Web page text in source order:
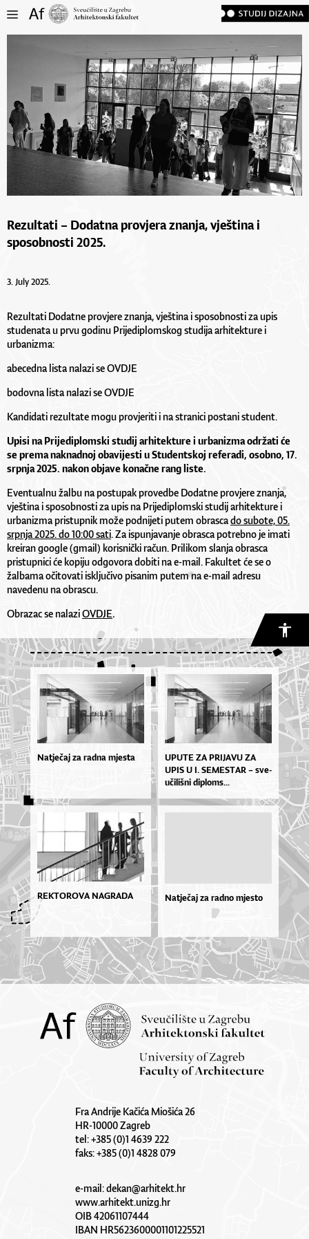
Rezultati – Dodatna provjera znanja, vještina i
sposobnosti 2025.
3. July 2025.
Rezultati Dodatne provjere znanja, vještina i sposobnosti za upis
studenata u prvu godinu Prijediplomskog studija arhitekture i
urbanizma:
abecedna lista nalazi seOVDJE
bodovna lista nalazi seOVDJE
Kandidati rezultate mogu provjeriti i na stranici postani student.
Upisi na Prijediplomski studij arhitekture i urbanizma održati će
se prema naknadnoj obavijesti u Studentskoj referadi, osobno, 17.
srpnja 2025. nakon objave konačne rang liste.
Eventualnu žalbu na postupak provedbe Dodatne provjere znanja,
vještina i sposobnosti za upis na Prijediplomski studij arhitekture i
urbanizma pristupnik može podnijeti putem obrascado subote, 05.
srpnja 2025. do 10:00 sati. Za ispunjavanje obrasca potrebno je imati
kreiran google (gmail) korisnički račun. Prilikom slanja obrasca
pristupnici će kopiju odgovora dobiti na e-mail. Fakultet će se o
žalbama očitovati isključivo pisanim putem na e-mail adresu
navedenu na obrascu.
Obrazac se nalaziOVDJE.
Natječaj za radna mjesta
UPU­TE ZA PRI­JA­VU ZA
UPIS U I. SE­MES­TAR – sve­
u­či­liš­ni di­plo­ms...
REKTOROVA NAGRADA Natječaj za radno mjesto
Fra Andrije Kačića Miošića 26
HR-10000 Zagreb
tel: +385 (0)1 4639 222
faks: +385 (0)1 4828 079
e-mail:dekan@arhitekt.hr
www.arhitekt.unizg.hr
OIB 42061107444
IBAN HR5623600001101225521